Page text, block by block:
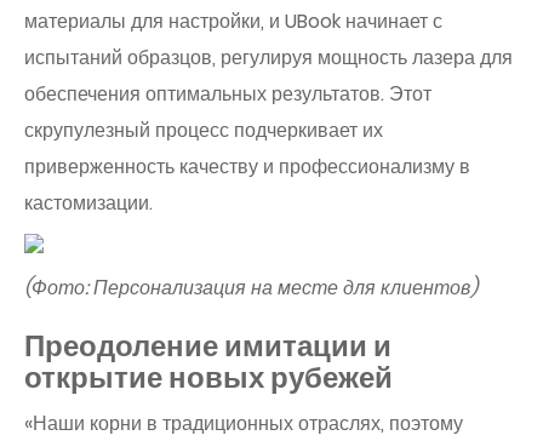
материалы для настройки, и UBook начинает с
испытаний образцов, регулируя мощность лазера для
обеспечения оптимальных результатов. Этот
скрупулезный процесс подчеркивает их
приверженность качеству и профессионализму в
кастомизации.
(Фото: Персонализация на месте для клиентов)
Преодоление имитации и
открытие новых рубежей
«Наши корни в традиционных отраслях, поэтому